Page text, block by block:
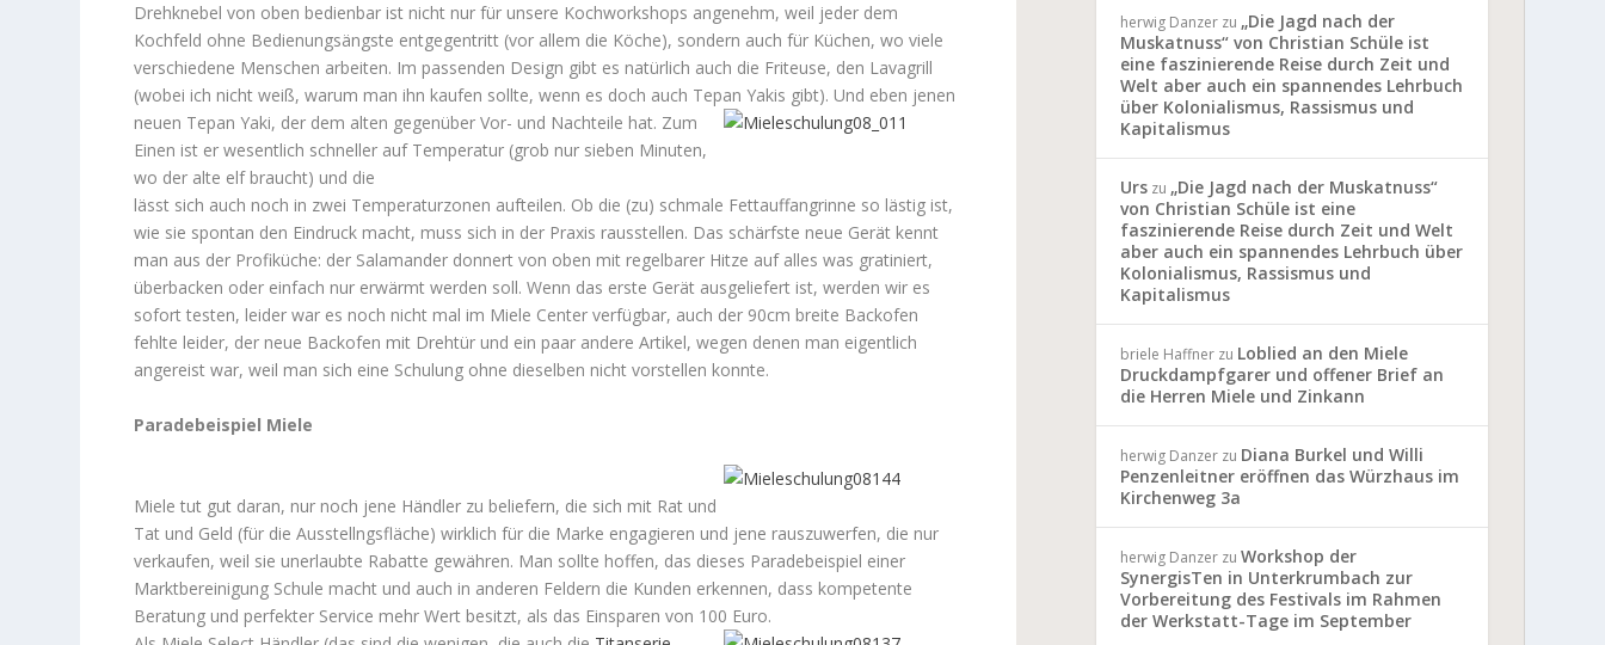
Drehknebel von oben bedienbar ist nicht nur für unsere Kochworkshops angenehm, weil jeder dem
Kochfeld ohne Bedienungsängste entgegentritt (vor allem die Köche), sondern auch für Küchen, wo viele
verschiedene Menschen arbeiten. Im passenden Design gibt es natürlich auch die Friteuse, den Lavagrill
(wobei ich nicht weiß, warum man ihn kaufen sollte, wenn es doch auch Tepan Yakis gibt). Und eben jenen
neuen Tepan Yaki, der dem alten gegenüber Vor- und Nachteile hat. Zum
Einen ist er wesentlich schneller auf Temperatur (grob nur sieben Minuten,
wo der alte elf braucht) und die
lässt sich auch noch in zwei Temperaturzonen aufteilen. Ob die (zu) schmale Fettauffangrinne so lästig ist,
wie sie spontan den Eindruck macht, muss sich in der Praxis rausstellen. Das schärfste neue Gerät kennt
man aus der Profiküche: der Salamander donnert von oben mit regelbarer Hitze auf alles was gratiniert,
überbacken oder einfach nur erwärmt werden soll. Wenn das erste Gerät ausgeliefert ist, werden wir es
sofort testen, leider war es noch nicht mal im Miele Center verfügbar, auch der 90cm breite Backofen
fehlte leider, der neue Backofen mit Drehtür und ein paar andere Artikel, wegen denen man eigentlich
angereist war, weil man sich eine Schulung ohne dieselben nicht vorstellen konnte.
Paradebeispiel Miele
Miele tut gut daran, nur noch jene Händler zu beliefern, die sich mit Rat und
Tat und Geld (für die Ausstellngsfläche) wirklich für die Marke engagieren und jene rauszuwerfen, die nur
verkaufen, weil sie unerlaubte Rabatte gewähren. Man sollte hoffen, das dieses Paradebeispiel einer
Marktbereinigung Schule macht und auch in anderen Feldern die Kunden erkennen, dass kompetente
Beratung und perfekter Service mehr Wert besitzt, als das Einsparen von 100 Euro.
herwig Danzerzu „Die Jagd nach der
Muskatnuss“ von Christian Schüle ist
eine faszinierende Reise durch Zeit und
Welt aber auch ein spannendes Lehrbuch
über Kolonialismus, Rassismus und
Kapitalismus
Urszu „Die Jagd nach der Muskatnuss“
von Christian Schüle ist eine
faszinierende Reise durch Zeit und Welt
aber auch ein spannendes Lehrbuch über
Kolonialismus, Rassismus und
Kapitalismus
briele Haffnerzu Loblied an den Miele
Druckdampfgarer und offener Brief an
die Herren Miele und Zinkann
herwig Danzerzu Diana Burkel und Willi
Penzenleitner eröffnen das Würzhaus im
Kirchenweg 3a
herwig Danzerzu Workshop der
SynergisTen in Unterkrumbach zur
Vorbereitung des Festivals im Rahmen
der Werkstatt-Tage im September